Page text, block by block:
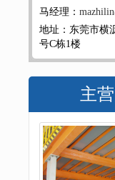
马经理：
地址：东莞市横
号C栋1楼
主阁楼